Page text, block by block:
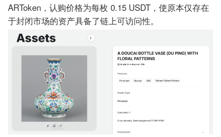
ARToken，认购价格为每枚 0.15 USDT，使原本仅存在
于封闭市场的资产具备了链上可访问性。